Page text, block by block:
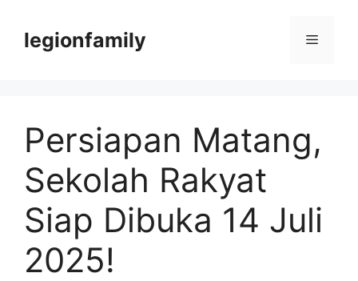
legionfamily Menu
Persiapan Matang,
Sekolah Rakyat
Siap Dibuka 14 Juli
2025!